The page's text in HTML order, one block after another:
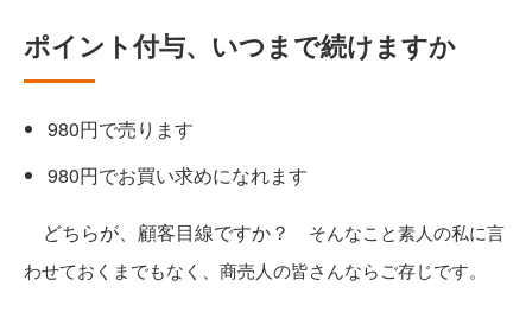
ポイント付与、いつまで続けますか
980円で売ります
980円でお買い求めになれます
どちらが、顧客目線ですか？ そんなこと素人の私に言
わせておくまでもなく、商売人の皆さんならご存じです。